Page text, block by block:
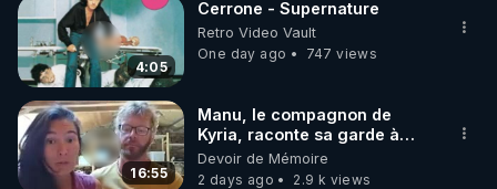
4:05
Cerrone - Supernature
Retro Video Vault
One day ago
747 views
16:55
Manu, le compagnon de
Kyria, raconte sa garde à
vue musclée. PARTAGEZ!
Devoir de Mémoire
2 days ago
2.9 k views